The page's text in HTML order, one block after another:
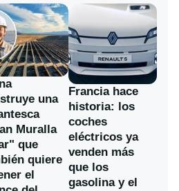
una
Muralla
que
quiere
el
Francia hace
historia: los
coches
eléctricos ya
venden más
que los
gasolina y el